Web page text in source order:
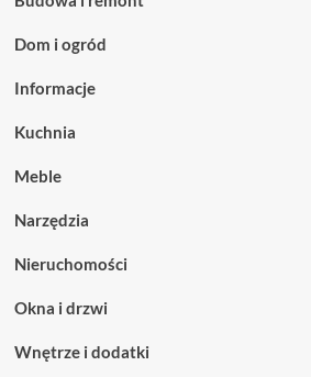
Dom i ogród
Informacje
Kuchnia
Meble
Narzędzia
Nieruchomości
Okna i drzwi
Wnętrze i dodatki